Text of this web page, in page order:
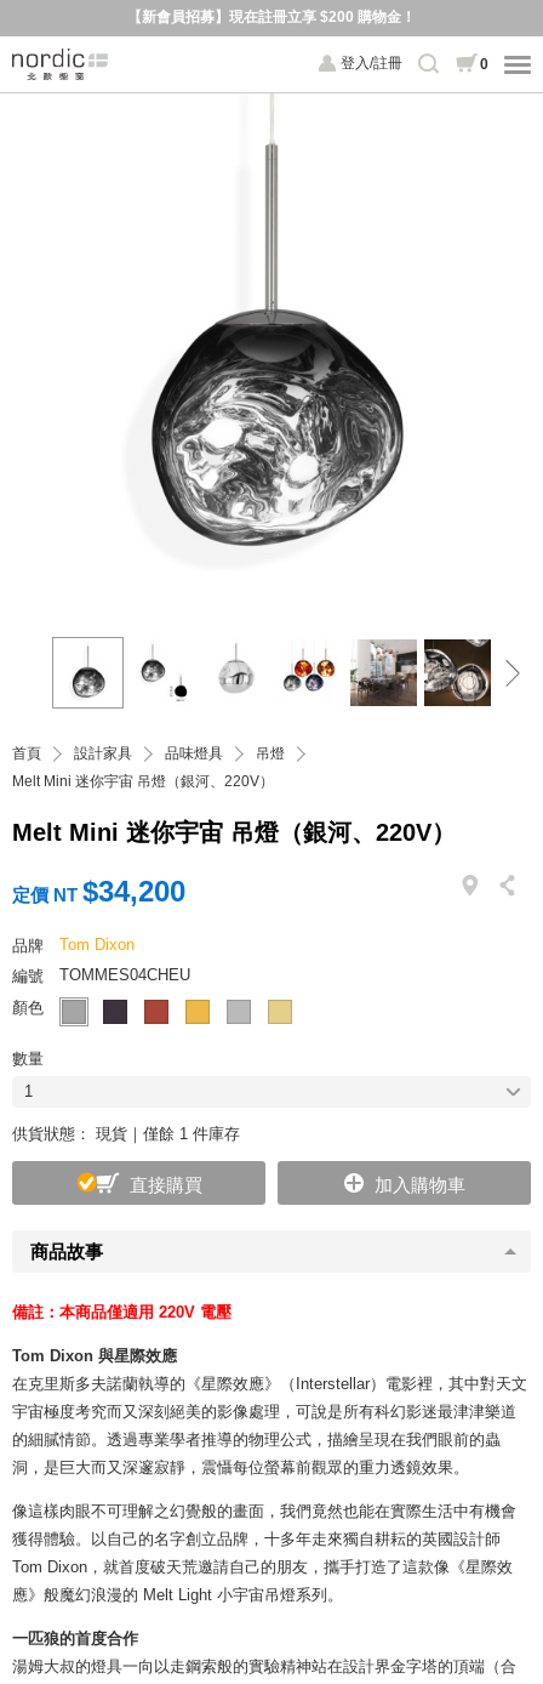
【新會員招募】現在註冊立享 $200 購物金！
登入/註冊 0
首頁 設計家具 品味燈具
吊燈
Melt Mini 迷你宇宙 吊燈（銀河、220V）
Melt Mini 迷你宇宙 吊燈（銀河、220V）
商品故事
備註：本商品僅適用 220V 電壓
Tom Dixon 與星際效應
在克里斯多夫諾蘭執導的《星際效應》（Interstellar）電影裡，其中對天文
宇宙極度考究而又深刻絕美的影像處理，可說是所有科幻影迷最津津樂道
的細膩情節。透過專業學者推導的物理公式，描繪呈現在我們眼前的蟲
洞，是巨大而又深邃寂靜，震懾每位螢幕前觀眾的重力透鏡效果。
像這樣肉眼不可理解之幻覺般的畫面，我們竟然也能在實際生活中有機會
獲得體驗。以自己的名字創立品牌，十多年走來獨自耕耘的英國設計師
Tom Dixon，就首度破天荒邀請自己的朋友，攜手打造了這款像《星際效
應》般魔幻浪漫的 Melt Light 小宇宙吊燈系列。
一匹狼的首度合作
湯姆大叔的燈具一向以走鋼索般的實驗精神站在設計界金字塔的頂端（合
定價 NT $34,200
品牌
Tom Dixon
編號
TOMMES04CHEU
顏色
數量
1
供貨狀態： 現貨｜僅餘 1 件庫存
直接購買 加入購物車